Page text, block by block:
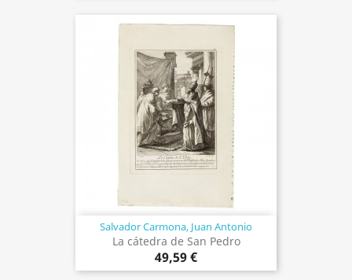
Salvador Carmona, Juan Antonio
La cátedra de San Pedro
49,59 €